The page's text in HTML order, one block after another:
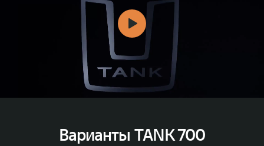
Варианты TANK 700